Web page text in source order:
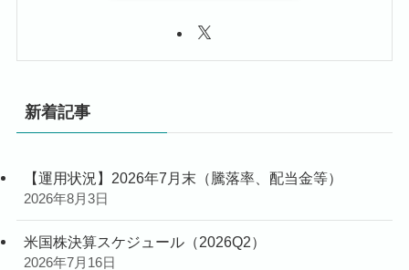
新着記事
【運用状況】2026年7月末（騰落率、配当金等）
2026年8月3日
米国株決算スケジュール（2026Q2）
2026年7月16日